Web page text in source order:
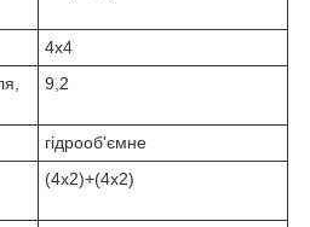
4х4
9,2
гідрооб'ємне
(4х2)+(4х2)